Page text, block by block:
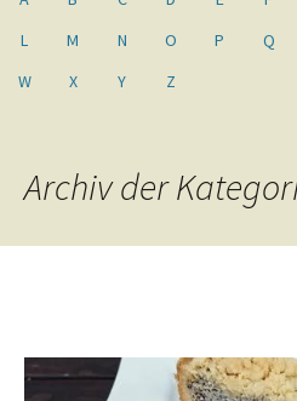
L
M N O P Q
W
X Y Z
Archiv der